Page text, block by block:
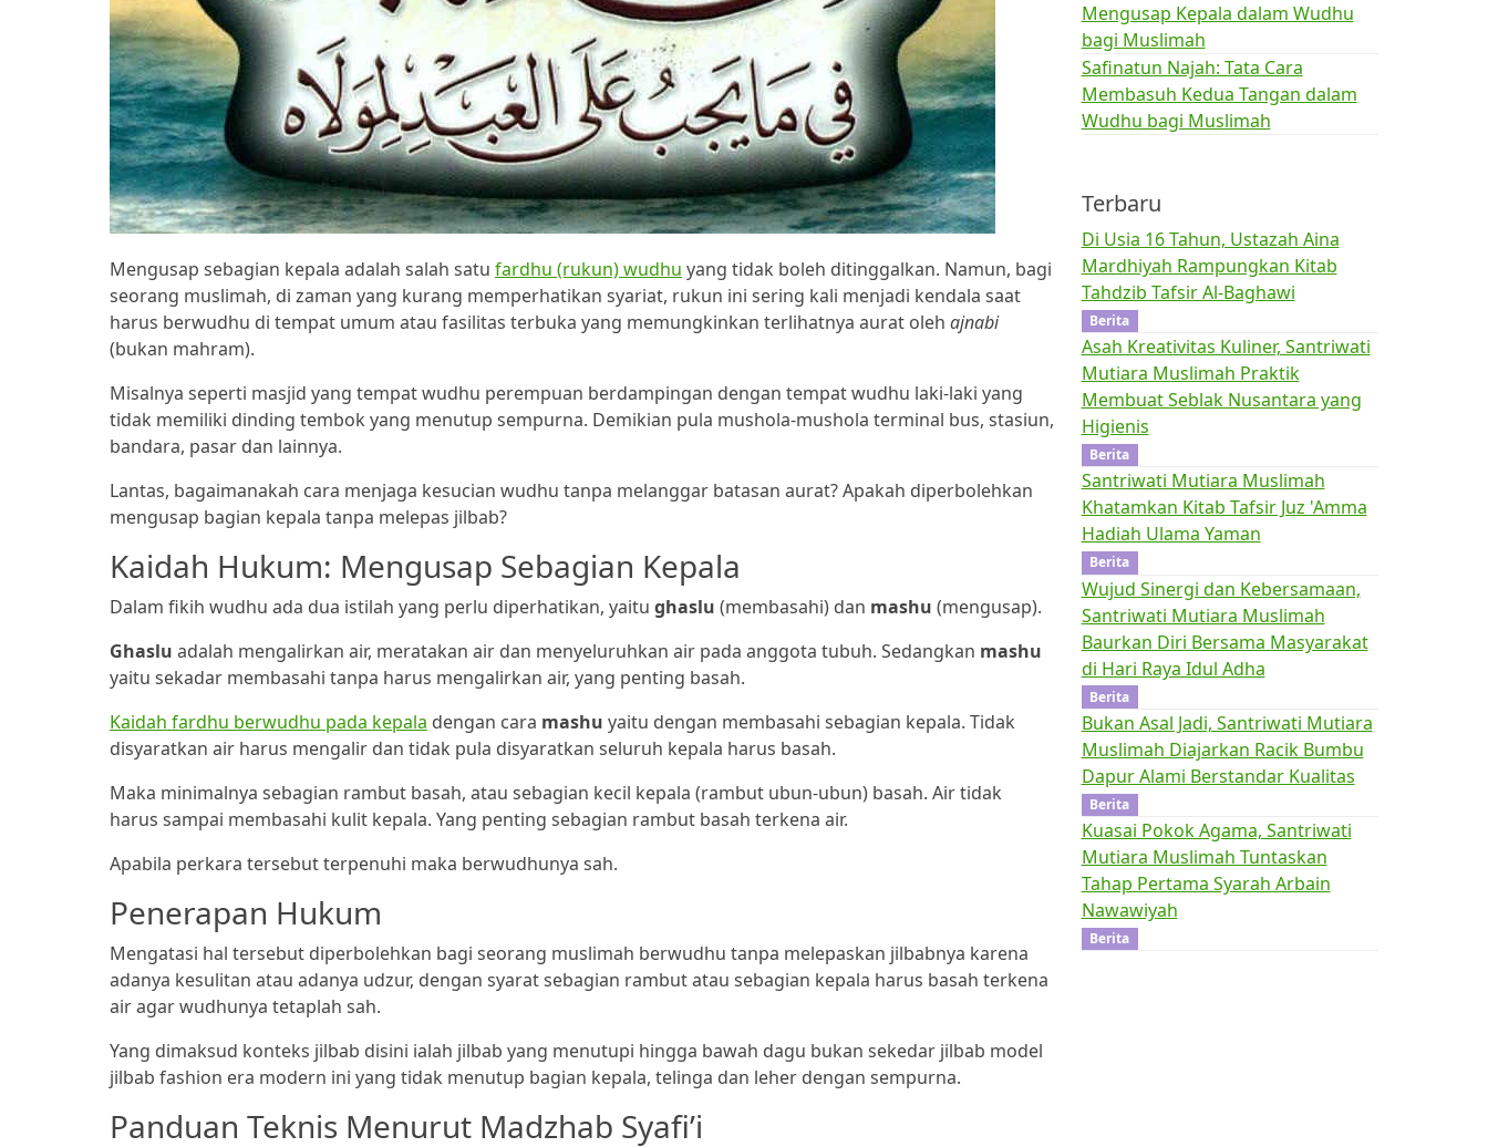
Mengusap sebagian kepala adalah salah satu fardhu (rukun) wudhu yang tidak boleh ditinggalkan. Namun, bagi
seorang muslimah, di zaman yang kurang memperhatikan syariat, rukun ini sering kali menjadi kendala saat
harus berwudhu di tempat umum atau fasilitas terbuka yang memungkinkan terlihatnya aurat oleh ajnabi
(bukan mahram).
Misalnya seperti masjid yang tempat wudhu perempuan berdampingan dengan tempat wudhu laki-laki yang
tidak memiliki dinding tembok yang menutup sempurna. Demikian pula mushola-mushola terminal bus, stasiun,
bandara, pasar dan lainnya.
Lantas, bagaimanakah cara menjaga kesucian wudhu tanpa melanggar batasan aurat? Apakah diperbolehkan
mengusap bagian kepala tanpa melepas jilbab?
Kaidah Hukum: Mengusap Sebagian Kepala
Dalam fikih wudhu ada dua istilah yang perlu diperhatikan, yaitu ghaslu (membasahi) dan mashu (mengusap).
Ghaslu adalah mengalirkan air, meratakan air dan menyeluruhkan air pada anggota tubuh. Sedangkan mashu
yaitu sekadar membasahi tanpa harus mengalirkan air, yang penting basah.
Kaidah fardhu berwudhu pada kepala dengan cara mashu yaitu dengan membasahi sebagian kepala. Tidak
disyaratkan air harus mengalir dan tidak pula disyaratkan seluruh kepala harus basah.
Maka minimalnya sebagian rambut basah, atau sebagian kecil kepala (rambut ubun-ubun) basah. Air tidak
harus sampai membasahi kulit kepala. Yang penting sebagian rambut basah terkena air.
Apabila perkara tersebut terpenuhi maka berwudhunya sah.
Penerapan Hukum
Mengatasi hal tersebut diperbolehkan bagi seorang muslimah berwudhu tanpa melepaskan jilbabnya karena
adanya kesulitan atau adanya udzur, dengan syarat sebagian rambut atau sebagian kepala harus basah terkena
air agar wudhunya tetaplah sah.
Yang dimaksud konteks jilbab disini ialah jilbab yang menutupi hingga bawah dagu bukan sekedar jilbab model
jilbab fashion era modern ini yang tidak menutup bagian kepala, telinga dan leher dengan sempurna.
Panduan Teknis Menurut Madzhab Syafi’i
Mengusap Kepala dalam Wudhu
bagi Muslimah
Safinatun Najah: Tata Cara
Membasuh Kedua Tangan dalam
Wudhu bagi Muslimah
Terbaru
Di Usia 16 Tahun, Ustazah Aina
Mardhiyah Rampungkan Kitab
Tahdzib Tafsir Al-Baghawi
Berita
Asah Kreativitas Kuliner, Santriwati
Mutiara Muslimah Praktik
Membuat Seblak Nusantara yang
Higienis
Berita
Santriwati Mutiara Muslimah
Khatamkan Kitab Tafsir Juz 'Amma
Hadiah Ulama Yaman
Berita
Wujud Sinergi dan Kebersamaan,
Santriwati Mutiara Muslimah
Baurkan Diri Bersama Masyarakat
di Hari Raya Idul Adha
Berita
Bukan Asal Jadi, Santriwati Mutiara
Muslimah Diajarkan Racik Bumbu
Dapur Alami Berstandar Kualitas
Berita
Kuasai Pokok Agama, Santriwati
Mutiara Muslimah Tuntaskan
Tahap Pertama Syarah Arbain
Nawawiyah
Berita